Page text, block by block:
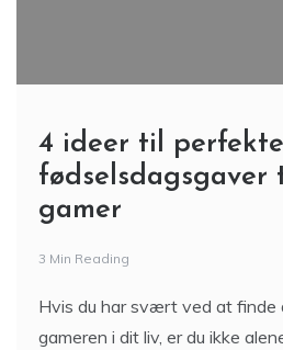
4 ideer til perfekte
fødselsdagsgaver
gamer
3 Min Reading
Hvis du har svært ved at finde
gameren i dit liv, er du ikke